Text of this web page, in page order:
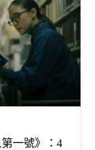
一號》：4